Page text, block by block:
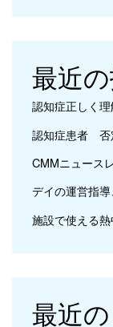
最近
認知症正しく理
認知症患者 否
CMMニュース
デイの運営指導
施設で使える
最近